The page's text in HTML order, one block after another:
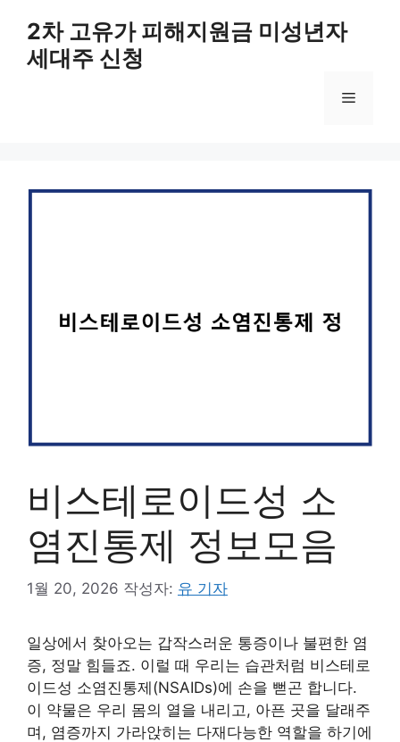
2차 고유가 피해지원금 미성년자
세대주 신청
메
비스테로이드성 소
염진통제 정보모음
1월 20, 2026 작성자: 유 기자
일상에서 찾아오는 갑작스러운 통증이나 불편한 염
증, 정말 힘들죠. 이럴 때 우리는 습관처럼 비스테로
이드성 소염진통제(NSAIDs)에 손을 뻗곤 합니다.
이 약물은 우리 몸의 열을 내리고, 아픈 곳을 달래주
며, 염증까지 가라앉히는 다재다능한 역할을 하기에